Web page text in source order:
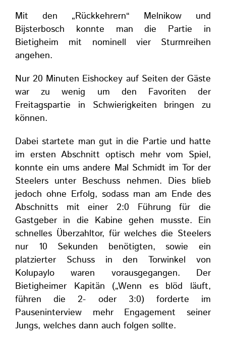
Mit den „Rückkehrern“ Melnikow und
Bijsterbosch konnte man die Partie in
Bietigheim mit nominell vier Sturmreihen
angehen.
Nur 20 Minuten Eishockey auf Seiten der Gäste
war zu wenig um den Favoriten der
Freitagspartie in Schwierigkeiten bringen zu
können.
Dabei startete man gut in die Partie und hatte
im ersten Abschnitt optisch mehr vom Spiel,
konnte ein ums andere Mal Schmidt im Tor der
Steelers unter Beschuss nehmen. Dies blieb
jedoch ohne Erfolg, sodass man am Ende des
Abschnitts mit einer 2:0 Führung für die
Gastgeber in die Kabine gehen musste. Ein
schnelles Überzahltor, für welches die Steelers
nur 10 Sekunden benötigten, sowie ein
platzierter Schuss in den Torwinkel von
Kolupaylo waren vorausgegangen. Der
Bietigheimer Kapitän („Wenn es blöd läuft,
führen die 2- oder 3:0) forderte im
Pauseninterview mehr Engagement seiner
Jungs, welches dann auch folgen sollte.